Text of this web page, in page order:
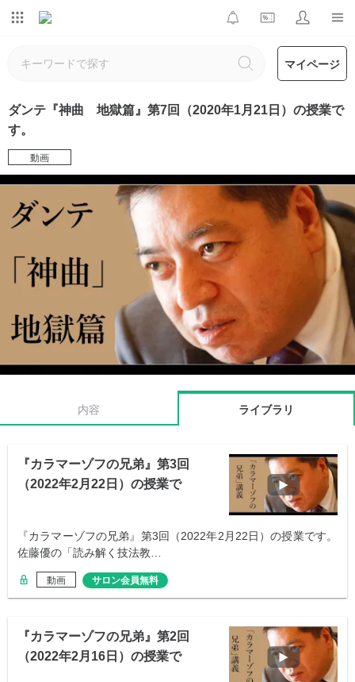
マイページ
ダンテ『神曲 地獄篇』第7回（2020年1月21日）の授業で
す。
動画
内容 ライブラリ
『カラマーゾフの兄弟』第3回
（2022年2月22日）の授業で
『カラマーゾフの兄弟』第3回（2022年2月22日）の授業です。
佐藤優の「読み解く技法教…
動画 サロン会員無料
『カラマーゾフの兄弟』第2回
（2022年2月16日）の授業で